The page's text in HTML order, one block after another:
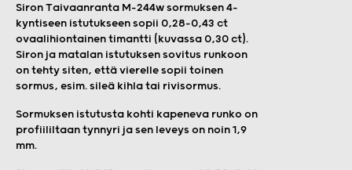
Siron Taivaanranta M-244w sormuksen 4-
kyntiseen istutukseen sopii 0,28–0,43 ct
ovaalihiontainen timantti (kuvassa 0,30 ct).
Siron ja matalan istutuksen sovitus runkoon
on tehty siten, että vierelle sopii toinen
sormus, esim. sileä kihla tai rivisormus.
Sormuksen istutusta kohti kapeneva runko on
profiililtaan tynnyri ja sen leveys on noin 1,9
mm.